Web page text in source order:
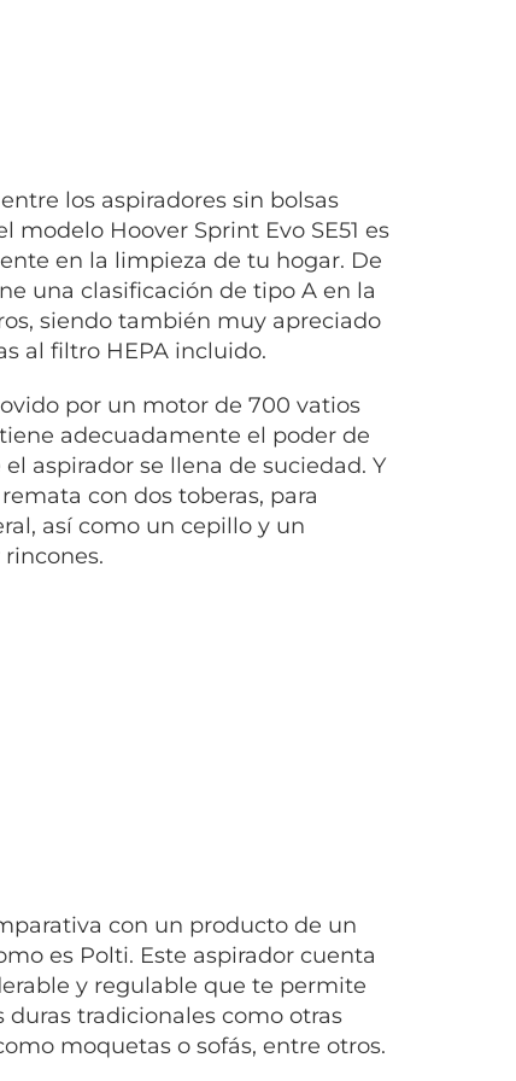
los aspiradores sin bolsas
modelo Hoover Sprint Evo SE51 es
en la limpieza de tu hogar. De
una clasificación de tipo A en la
siendo también muy apreciado
al filtro HEPA incluido.
por un motor de 700 vatios
adecuadamente el poder de
aspirador se llena de suciedad. Y
con dos toberas, para
así como un cepillo y un
con un producto de un
es Polti. Este aspirador cuenta
y regulable que te permite
duras tradicionales como otras
moquetas o sofás, entre otros.